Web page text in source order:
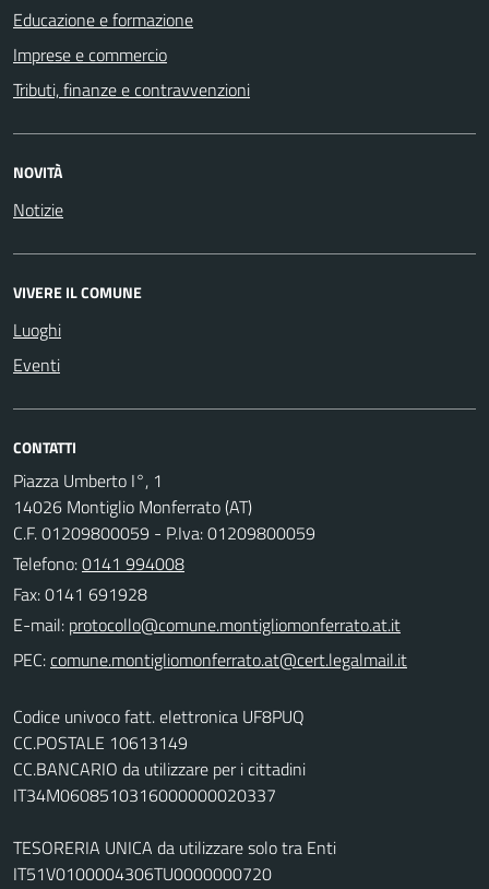
Educazione e formazione
Imprese e commercio
Tributi, finanze e contravvenzioni
NOVITÀ
Notizie
VIVERE IL COMUNE
Luoghi
Eventi
CONTATTI
Piazza Umberto I°, 1
14026 Montiglio Monferrato (AT)
C.F. 01209800059 - P.Iva: 01209800059
Telefono:0141 994008
Fax: 0141 691928
E-mail:
PEC:
Codice univoco fatt. elettronica UF8PUQ
CC.POSTALE 10613149
CC.BANCARIO da utilizzare per i cittadini
IT34M0608510316000000020337
TESORERIA UNICA da utilizzare solo tra Enti
IT51V0100004306TU0000000720